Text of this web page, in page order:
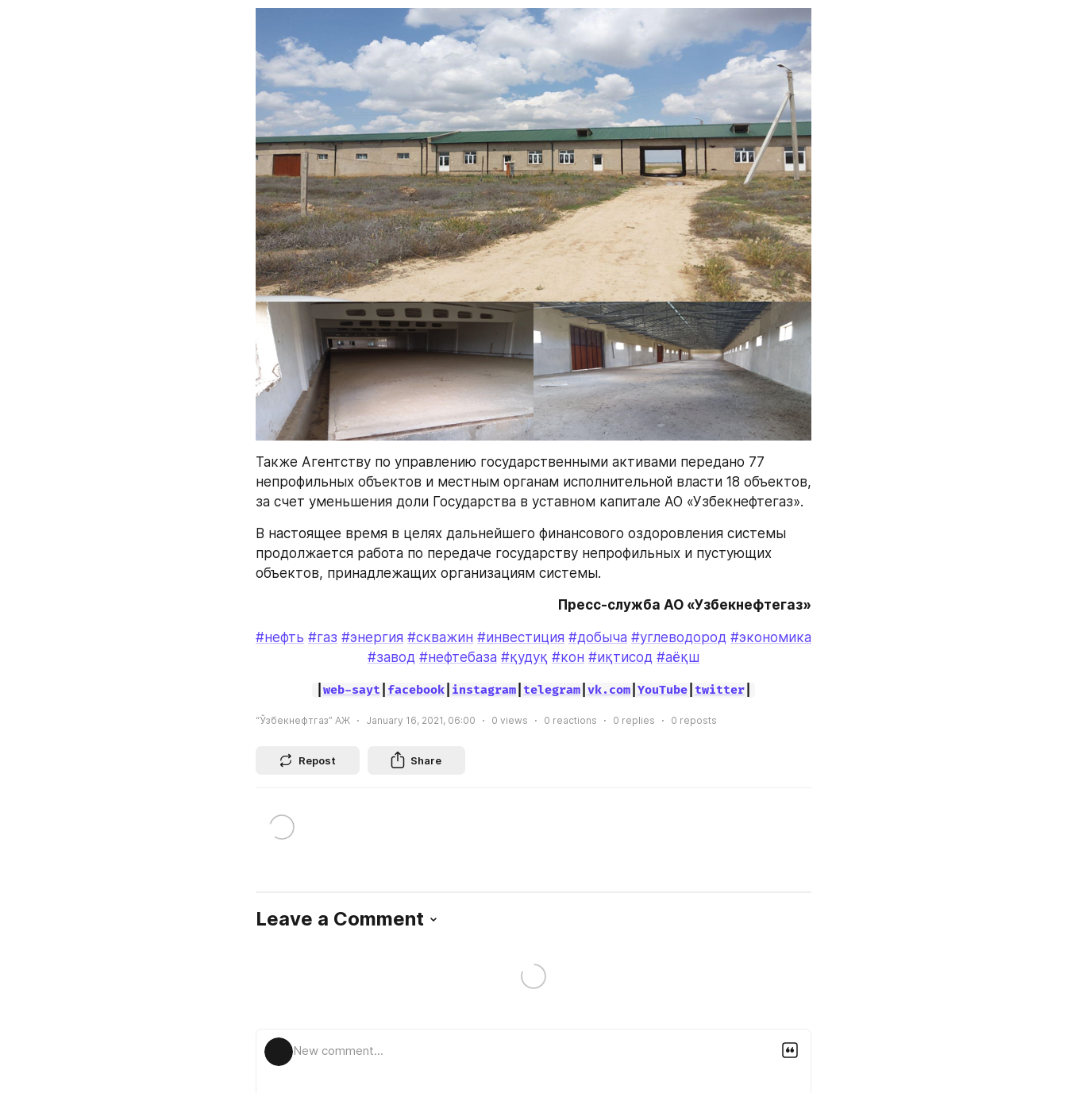
Также Агентству по управлению государственными активами передано 77
непрофильных объектов и местным органам исполнительной власти 18 объектов,
за счет уменьшения доли Государства в уставном капитале АО «Узбекнефтегаз».
В настоящее время в целях дальнейшего финансового оздоровления системы
продолжается работа по передаче государству непрофильных и пустующих
объектов, принадлежащих организациям системы.
Пресс-служба АО «Узбекнефтегаз»
#нефть #газ #энергия #скважин #инвестиция #добыча #углеводород #экономика
#завод #нефтебаза #қудуқ #кон #иқтисод #аёқш
web-sayt facebook| instagram| telegram| vk.com| YouTube| twitter|
“Ўзбекнефтгаз” АЖ January 16, 2021, 06:00 0 views 0 reactions 0 replies 0 reposts
Repost Share
Leave a Comment